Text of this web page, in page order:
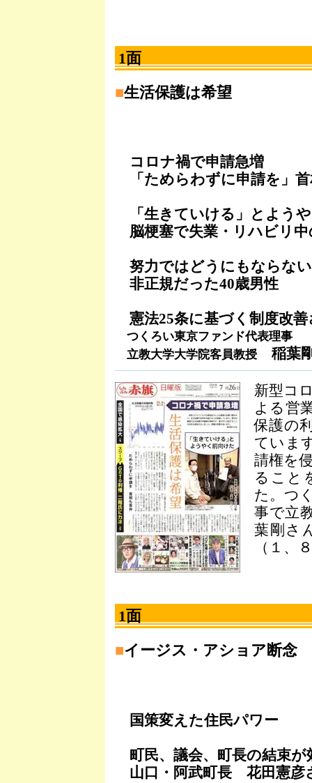
1面
■生活保護は希望
コロナ禍で申請急増
「ためらわずに申請を」首
「生きていける」とよう
脳梗塞で失業・リハビリ中
努力ではどうにもならない
非正規だった40歳男性
憲法25条に基づく制度改善
つくろい東京ファンド代表理事
立教大学大学院客員教授 稲葉
新型コ
よる営
保護の
ていま
請権を
ること
た。つ
事で立
葉剛さ
（１、
1面
■イージス・アショア断念
国策変えた住民パワー
町民、議会、町長の結束が
山口・阿武町長 花田憲彦